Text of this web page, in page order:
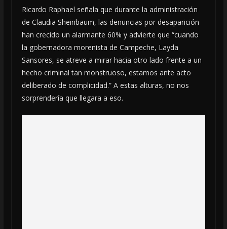
Ricardo Raphael señala que durante la administración
de Claudia Sheinbaum, las denuncias por desaparición
han crecido un alarmante 60% y advierte que “cuando
la gobernadora morenista de Campeche, Layda
Sansores, se atreve a mirar hacia otro lado frente a un
hecho criminal tan monstruoso, estamos ante acto
deliberado de complicidad.” A estas alturas, no nos
sorprendería que llegara a eso.